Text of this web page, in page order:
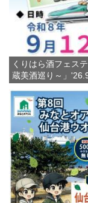
くりはら酒フェス
蔵美酒巡り～」